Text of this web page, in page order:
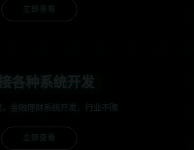
立即查看
各种系统开发
，金融理财系统开发，行业不限
立即查看